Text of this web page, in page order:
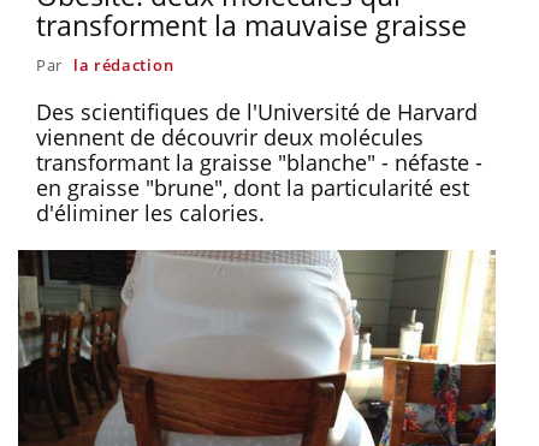
transforment la mauvaise graisse
Par la rédaction
Des scientifiques de l'Université de Harvard
viennent de découvrir deux molécules
transformant la graisse "blanche" - néfaste -
en graisse "brune", dont la particularité est
d'éliminer les calories.